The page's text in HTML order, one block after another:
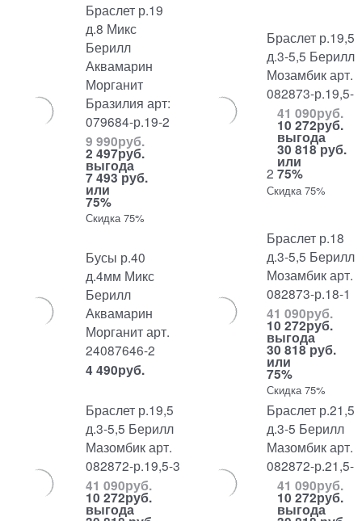
Браслет р.19
д.8 Микс
Берилл
Аквамарин
Морганит
Бразилия арт:
079684-р.19-2
9 990руб.
2 497руб.
выгода
7 493 руб.
или
75%
Скидка 75%
Браслет р.19,5
д.3-5,5 Берилл
Мозамбик арт.
082873-р.19,5-
2
41 090руб.
10 272руб.
выгода
30 818 руб.
или
75%
Скидка 75%
Бусы р.40
д.4мм Микс
Берилл
Аквамарин
Морганит арт.
24087646-2
4 490руб.
Браслет р.18
д.3-5,5 Берилл
Мозамбик арт.
082873-р.18-1
41 090руб.
10 272руб.
выгода
30 818 руб.
или
75%
Скидка 75%
Браслет р.19,5
д.3-5,5 Берилл
Мазомбик арт.
082872-р.19,5-3
41 090руб.
10 272руб.
выгода
Браслет р.21,5
д.3-5 Берилл
Мазомбик арт.
082872-р.21,5-
41 090руб.
10 272руб.
выгода